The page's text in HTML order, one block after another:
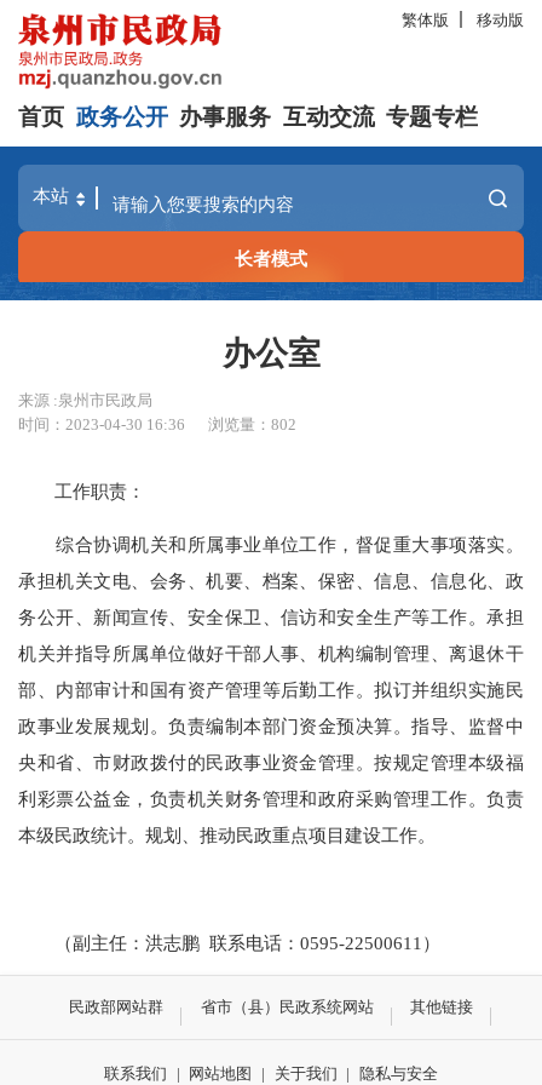
繁体版 移动版
首页 政务公开 办事服务 互动交流 专题专栏
长者模式
办公室
来源 :泉州市民政局
时间：2023-04-30 16:36
浏览量：802
工作职责：
综合协调机关和所属事业单位工作，督促重大事项落实。
承担机关文电、会务、机要、档案、保密、信息、信息化、政
务公开、新闻宣传、安全保卫、信访和安全生产等工作。承担
机关并指导所属单位做好干部人事、机构编制管理、离退休干
部、内部审计和国有资产管理等后勤工作。拟订并组织实施民
政事业发展规划。负责编制本部门资金预决算。指导、监督中
央和省、市财政拨付的民政事业资金管理。按规定管理本级福
利彩票公益金，负责机关财务管理和政府采购管理工作。负责
本级民政统计。规划、推动民政重点项目建设工作。
（副主任：洪志鹏 联系电话：0595-22500611）
民政部网站群 省市（县）民政系统网站 其他链接
联系我们 | 网站地图 | 关于我们 | 隐私与安全